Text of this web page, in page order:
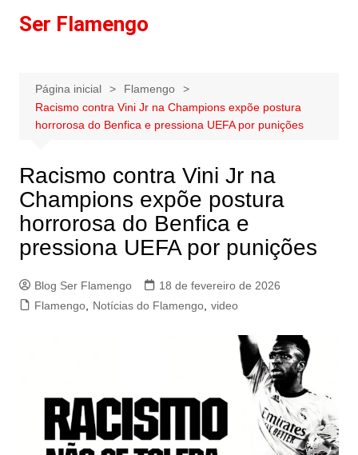
paraSer Flamengo
Página inicial
Flamengo
Racismo contra Vini Jr na Champions expõe postura
horrorosa do Benfica e pressiona UEFA por punições
Racismo contra Vini Jr na
Champions expõe postura
horrorosa do Benfica e
pressiona UEFA por punições
Blog Ser Flamengo
18 de fevereiro de 2026
Flamengo, Notícias do Flamengo, video